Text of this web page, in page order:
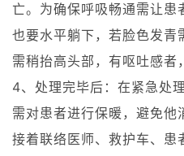
亡。为确保呼吸畅通需让患
也要水平躺下，若脸色发青
需稍抬高头部，有呕吐感者
4、处理完毕后：在紧急处
需对患者进行保暖，避免他
接着联络医师、救护车、患